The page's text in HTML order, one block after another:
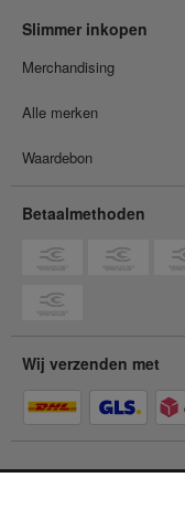
Slimmer inkopen
Merchandising
Alle merken
Waardebon
Betaalmethoden
Wij verzenden met